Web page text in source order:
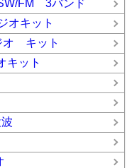
FM 3バンド
オキット
オ キット
キット